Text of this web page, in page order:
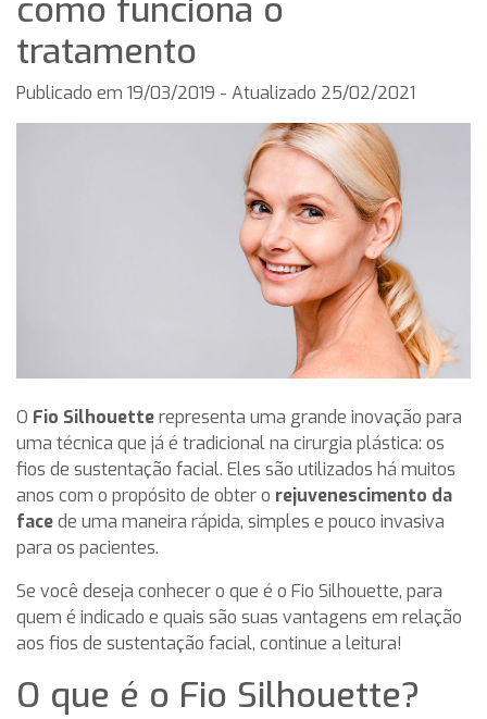
como funciona o
tratamento
Publicado em 19/03/2019 - Atualizado 25/02/2021
O Fio Silhouetterepresenta uma grande inovação para
uma técnica que já é tradicional na cirurgia plástica: os
fios de sustentação facial. Eles são utilizados há muitos
anos com o propósito de obter o rejuvenescimento da
facede uma maneira rápida, simples e pouco invasiva
para os pacientes.
Se você deseja conhecer o que é o Fio Silhouette, para
quem é indicado e quais são suas vantagens em relação
aos fios de sustentação facial, continue a leitura!
O que é o Fio Silhouette?